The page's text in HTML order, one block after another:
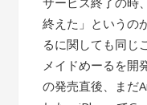
終えた」というの
るに関しても同じ
メイドめーるを開
の発売直後、まだ